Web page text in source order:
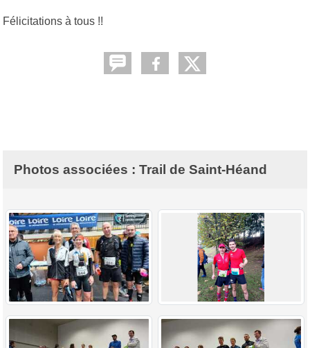
Félicitations à tous !!
Photos associées : Trail de Saint-Héand